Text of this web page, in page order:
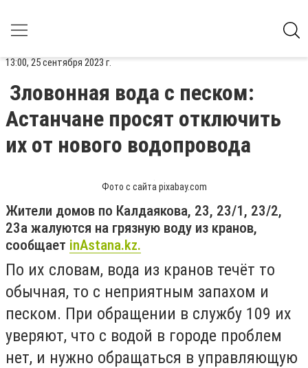
13:00, 25 сентября 2023 г.
Зловонная вода с песком:
Астанчане просят отключить
их от нового водопровода
Фото с сайта pixabay.com
Жители домов по Калдаякова, 23, 23/1, 23/2,
23а жалуются на грязную воду из кранов,
сообщает inАstana.kz.
По их словам, вода из кранов течёт то
обычная, то с неприятным запахом и
песком. При обращении в службу 109 их
уверяют, что с водой в городе проблем
нет, и нужно обращаться в управляющую